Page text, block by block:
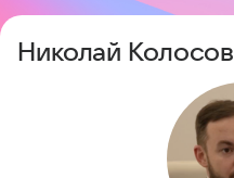
Николай Колосов